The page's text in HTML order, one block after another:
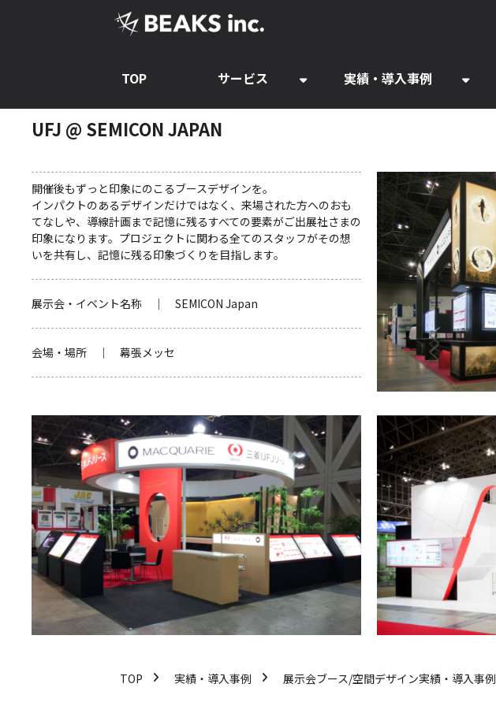
TOP サービス 実績・導入事例
UFJ @ SEMICON JAPAN
開催後もずっと印象にのこるブースデザインを。
インパクトのあるデザインだけではなく、来場された方へのおも
てなしや、導線計画まで記憶に残るすべての要素がご出展社さまの
印象になります。プロジェクトに関わる全てのスタッフがその想
いを共有し、記憶に残る印象づくりを目指します。
展示会・イベント名称 ｜ SEMICON Japan
会場・場所 ｜ 幕張メッセ
TOP 実績・導入事例 展示会ブース/空間デザイン実績・導入事例